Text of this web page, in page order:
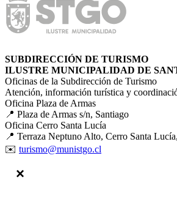
SUBDIRECCIÓN DE TURISMO
ILUSTRE MUNICIPALIDAD DE
Oficinas de la Subdirección de Turismo
Atención, información turística y
Oficina Plaza de Armas
📍 Plaza de Armas s/n, Santiago
Oficina Cerro Santa Lucía
📍 Terraza Neptuno Alto, Cerro Santa
✉️ turismo@munistgo.cl